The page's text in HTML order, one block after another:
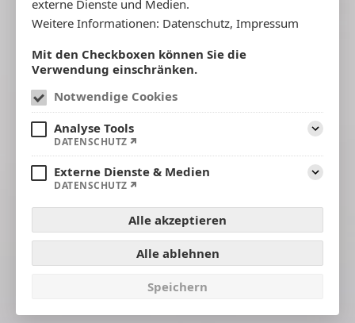
externe Dienste und Medien.
Weitere Informationen: Datenschutz, Impressum
Mit den Checkboxen können Sie die
Verwendung einschränken.
Notwendige Cookies
Analyse Tools
DATENSCHUTZ
Externe Dienste & Medien
DATENSCHUTZ
Alle akzeptieren
Alle ablehnen
Speichern